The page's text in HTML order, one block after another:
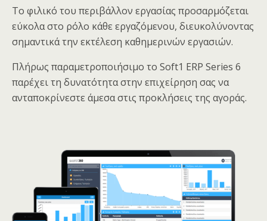
Το φιλικό του περιβάλλον εργασίας προσαρμόζεται
εύκολα στο ρόλο κάθε εργαζόμενου, διευκολύνοντας
σημαντικά την εκτέλεση καθημερινών εργασιών.
Πλήρως παραμετροποιήσιμο το Soft1 ERP Series 6
παρέχει τη δυνατότητα στην επιχείρηση σας να
ανταποκρίνεστε άμεσα στις προκλήσεις της αγοράς.